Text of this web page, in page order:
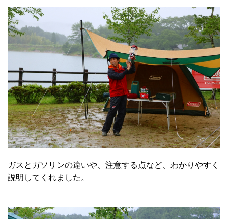
ガスとガソリンの違いや、注意する点など、わかりやすく
説明してくれました。